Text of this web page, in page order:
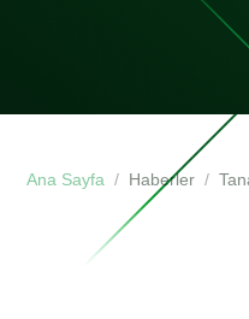
Ana Sayfa Haberler